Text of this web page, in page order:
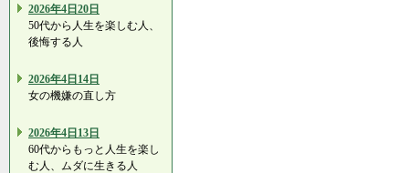
2026年4日20日
50代から人生を楽しむ人、
後悔する人
2026年4日14日
女の機嫌の直し方
2026年4日13日
60代からもっと人生を楽し
む人、ムダに生きる人